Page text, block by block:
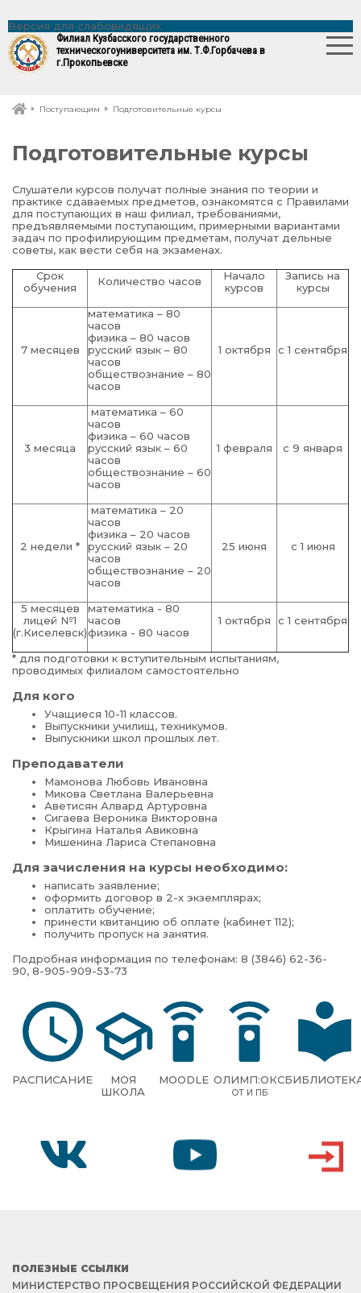
Версия для слабовидящих
Филиал Кузбасского государственного
техническогоуниверситета им. Т.Ф.Горбачева в
г.Прокопьевске
Поступающим Подготовительные курсы
Подготовительные курсы
Слушатели курсов получат полные знания по теории и
практике сдаваемых предметов, ознакомятся с Правилами
для поступающих в наш филиал, требованиями,
предъявляемыми поступающим, примерными вариантами
задач по профилирующим предметам, получат дельные
советы, как вести себя на экзаменах.
Срок
обучения
Количество часов
Начало
курсов
Запись на
курсы
7 месяцев
математика – 80
часов
физика – 80 часов
русский язык – 80
часов
обществознание – 80
часов
1 октября с 1 сентября
3 месяца
математика – 60
часов
физика – 60 часов
русский язык – 60
часов
обществознание – 60
часов
1 февраля с 9 января
2 недели *
математика – 20
часов
физика – 20 часов
русский язык – 20
часов
обществознание – 20
часов
25 июня с 1 июня
5 месяцев
лицей №1
(г.Киселевск)
математика - 80
часов
физика - 80 часов
1 октября с 1 сентября
* для подготовки к вступительным испытаниям,
проводимых филиалом самостоятельно
Для кого
Учащиеся 10-11 классов.
Выпускники училищ, техникумов.
Выпускники школ прошлых лет.
Преподаватели
Мамонова Любовь Ивановна
Микова Светлана Валерьевна
Аветисян Алвард Артуровна
Сигаева Вероника Викторовна
Крыгина Наталья Авиковна
Мишенина Лариса Степановна
Для зачисления на курсы необходимо:
написать заявление;
оформить договор в 2-х экземплярах;
оплатить обучение;
принести квитанцию об оплате (кабинет 112);
получить пропуск на занятия.
Подробная информация по телефонам: 8 (3846) 62-36-
90, 8-905-909-53-73
РАСПИСАНИЕ
МОЯ
ШКОЛА
MOODLE ОЛИМП:ОКС
ОТ И ПБ
ПОЛЕЗНЫЕ ССЫЛКИ
МИНИСТЕРСТВО ПРОСВЕЩЕНИЯ РОССИЙСКОЙ ФЕДЕРАЦИИ